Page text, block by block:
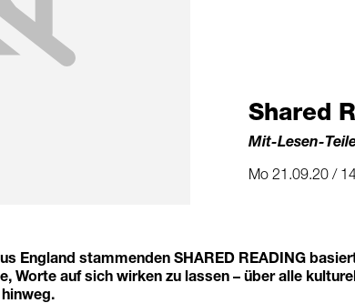
Shared
Mit-Lesen-
Mo 21.09.20 /
England stammenden SHARED READING
Worte auf sich wirken zu lassen – über alle